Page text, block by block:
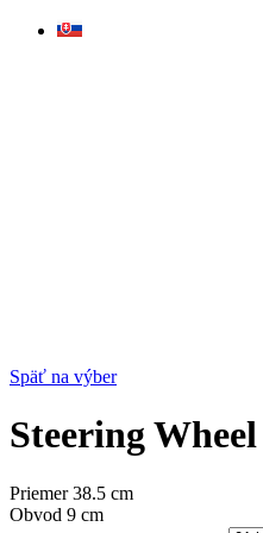
Skip
Späť na výber
Steering
Priemer 38.5 cm
Obvod 9 cm